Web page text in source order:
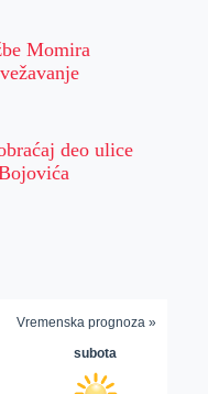
Momira
deo ulice